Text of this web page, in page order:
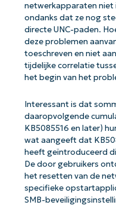
netwerkapparaten niet
ondanks dat ze nog
directe UNC-paden.
deze problemen
toeschreven en niet
tijdelijke correlatie
het begin van het
Interessant is dat
daaropvolgende
KB5085516 en later)
wat aangeeft dat
heeft geïntroduceerd
De door gebruikers
het resetten van de
specifieke
SMB-